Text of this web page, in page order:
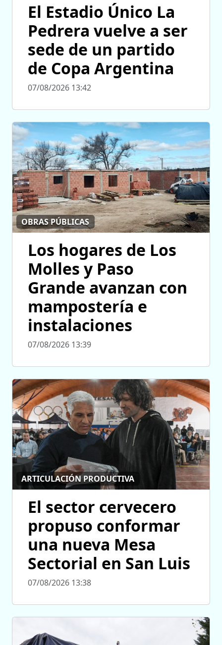
El Estadio Único La
Pedrera vuelve a ser
sede de un partido
de Copa Argentina
07/08/2026 13:42
OBRAS PÚBLICAS
Los hogares de Los
Molles y Paso
Grande avanzan con
mampostería e
instalaciones
07/08/2026 13:39
ARTICULACIÓN PRODUCTIVA
El sector cervecero
propuso conformar
una nueva Mesa
Sectorial en San Luis
07/08/2026 13:38